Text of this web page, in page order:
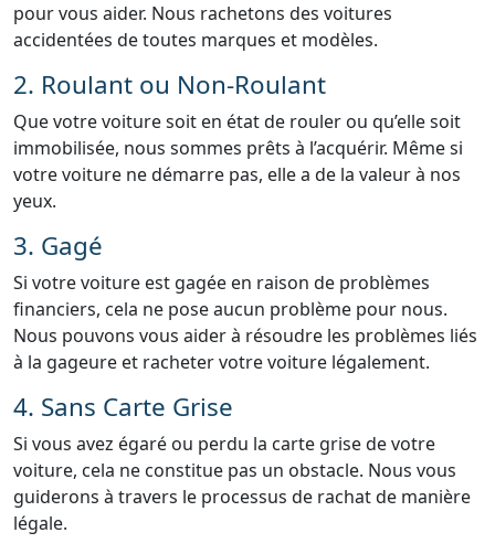
pour vous aider. Nous rachetons des voitures
accidentées de toutes marques et modèles.
2. Roulant ou Non-Roulant
Que votre voiture soit en état de rouler ou qu’elle soit
immobilisée, nous sommes prêts à l’acquérir. Même si
votre voiture ne démarre pas, elle a de la valeur à nos
yeux.
3. Gagé
Si votre voiture est gagée en raison de problèmes
financiers, cela ne pose aucun problème pour nous.
Nous pouvons vous aider à résoudre les problèmes liés
à la gageure et racheter votre voiture légalement.
4. Sans Carte Grise
Si vous avez égaré ou perdu la carte grise de votre
voiture, cela ne constitue pas un obstacle. Nous vous
guiderons à travers le processus de rachat de manière
légale.